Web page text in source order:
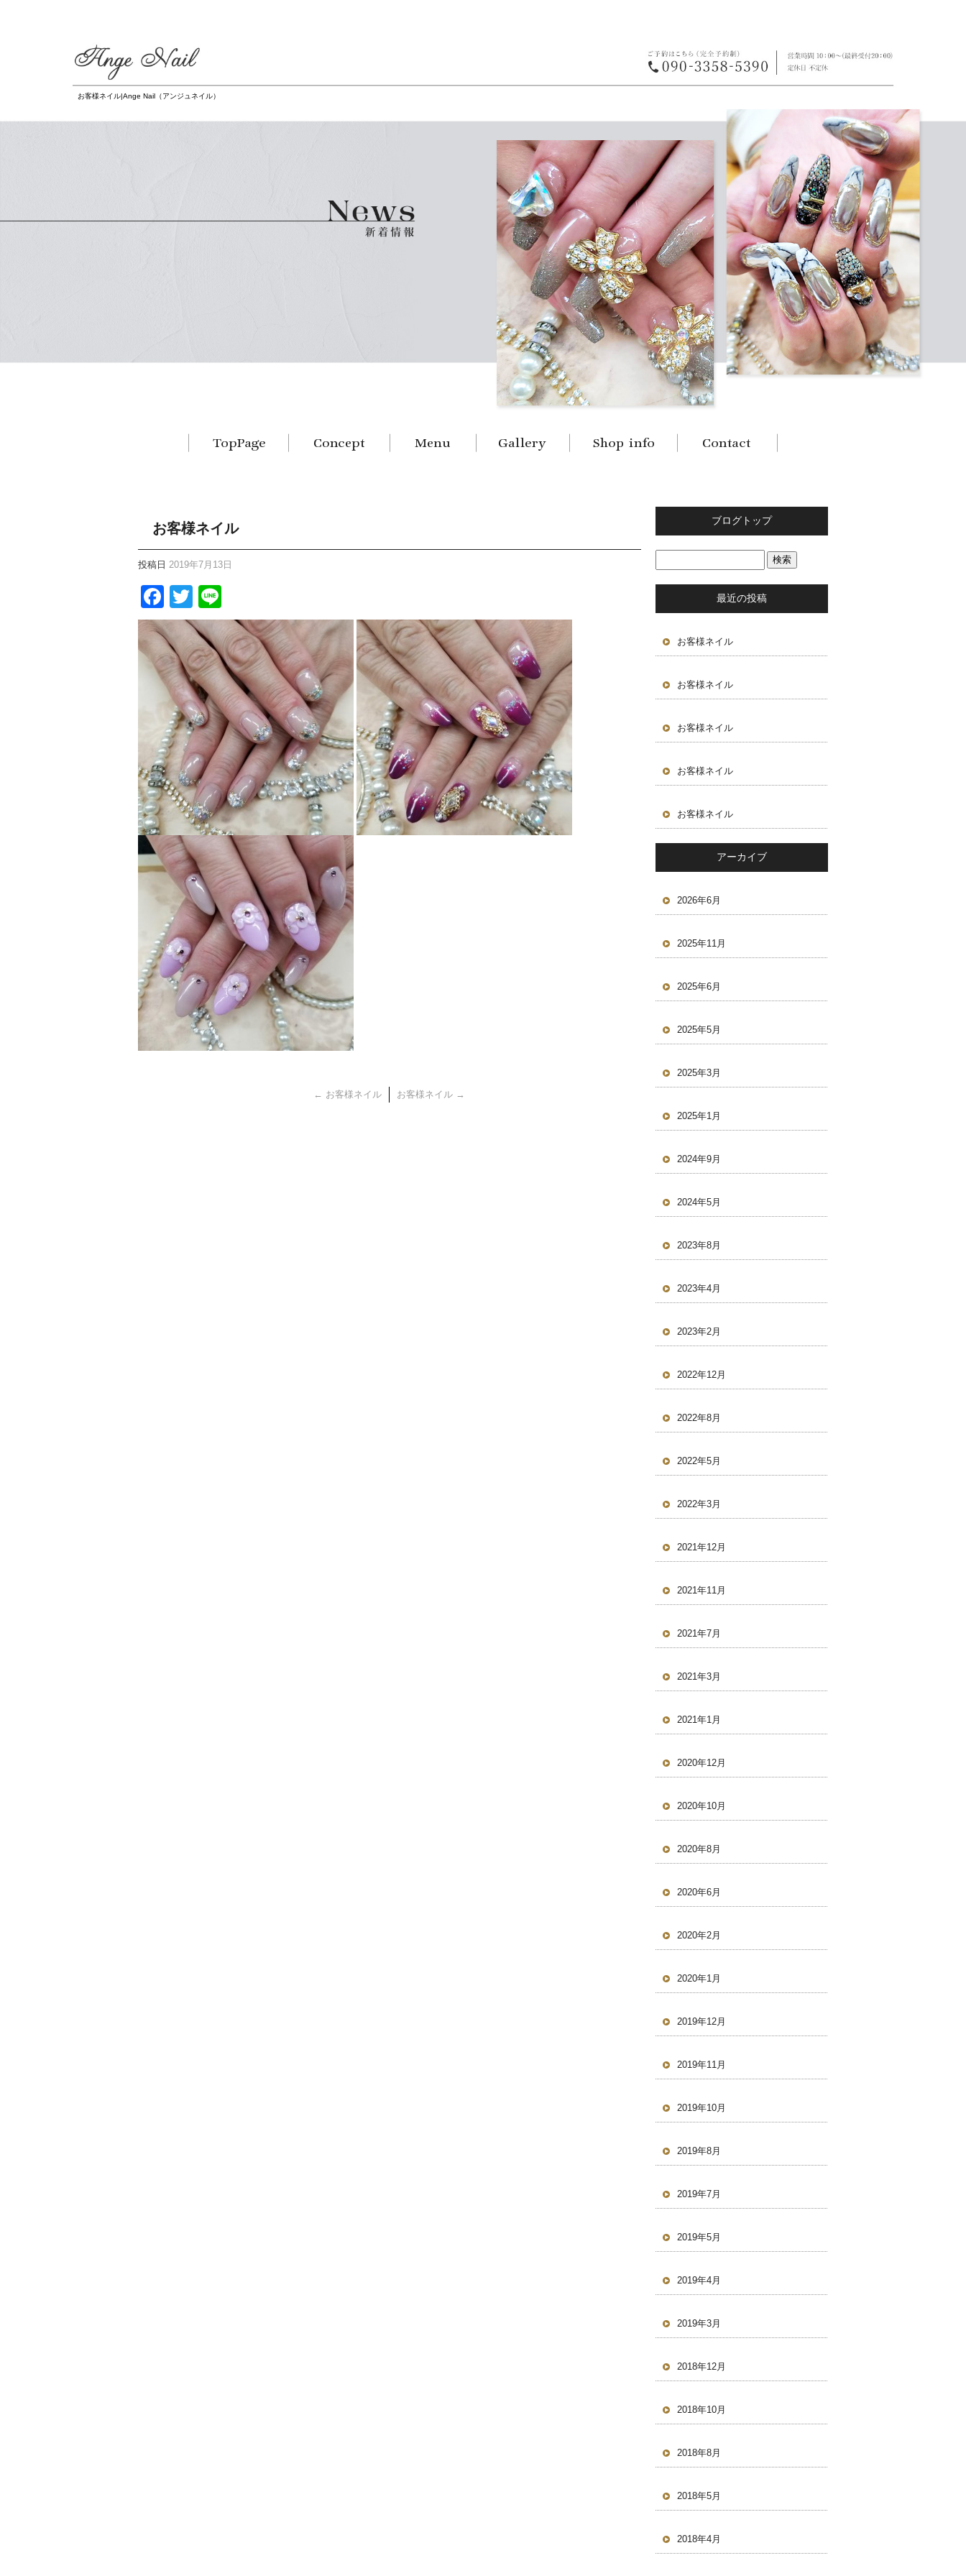
お客様ネイル|Ange Nail（アンジュネイル）
お客様ネイル
投稿日 2019年7月13日
Facebook
Twitter
← お客様ネイル お客様ネイル →
ブログトップ
最近の投稿
お客様ネイル
お客様ネイル
お客様ネイル
お客様ネイル
お客様ネイル
アーカイブ
2026年6月
2025年11月
2025年6月
2025年5月
2025年3月
2025年1月
2024年9月
2024年5月
2023年8月
2023年4月
2023年2月
2022年12月
2022年8月
2022年5月
2022年3月
2021年12月
2021年11月
2021年7月
2021年3月
2021年1月
2020年12月
2020年10月
2020年8月
2020年6月
2020年2月
2020年1月
2019年12月
2019年11月
2019年10月
2019年8月
2019年7月
2019年5月
2019年4月
2019年3月
2018年12月
2018年10月
2018年8月
2018年5月
2018年4月